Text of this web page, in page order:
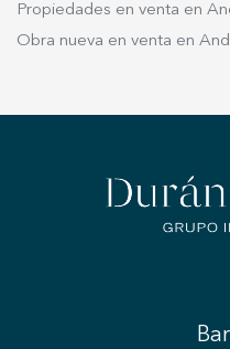
Propiedades en venta en
Obra nueva en venta en